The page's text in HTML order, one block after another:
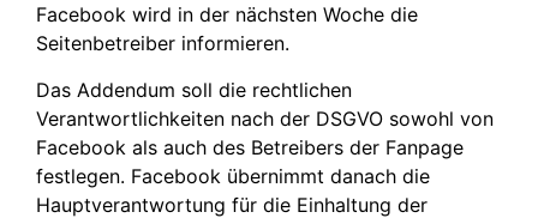
Facebook wird in der nächsten Woche die
Seitenbetreiber informieren.
Das Addendum soll die rechtlichen
Verantwortlichkeiten nach der DSGVO sowohl von
Facebook als auch des Betreibers der Fanpage
festlegen. Facebook übernimmt danach die
Hauptverantwortung für die Einhaltung der